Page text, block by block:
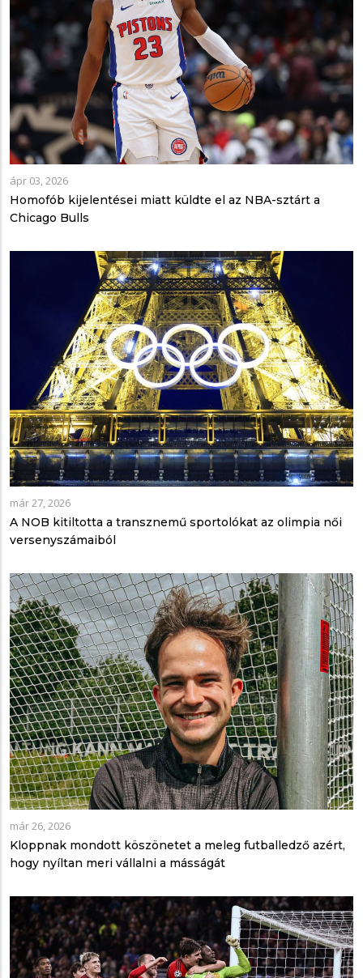
ápr 03, 2026
Homofób kijelentései miatt küldte el az NBA-sztárt a
Chicago Bulls
már 27, 2026
A NOB kitiltotta a transznemű sportolókat az olimpia női
versenyszámaiból
már 26, 2026
Kloppnak mondott köszönetet a meleg futballedző azért,
hogy nyíltan meri vállalni a másságát